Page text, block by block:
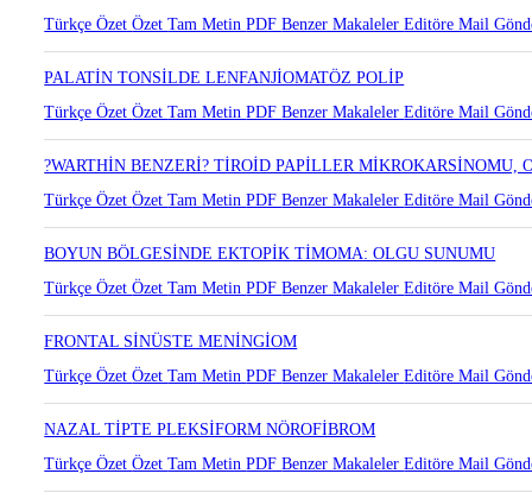
Türkçe ÖzetÖzetTam MetinPDFBenzer MakalelerEditöre Mail
PALATİN TONSİLDE LENFANJİOMATÖZ POLİP
Türkçe ÖzetÖzetTam MetinPDFBenzer MakalelerEditöre Mail
?WARTHİN BENZERİ? TİROİD PAPİLLER MİKROKARSİNOMU,
Türkçe ÖzetÖzetTam MetinPDFBenzer MakalelerEditöre Mail
BOYUN BÖLGESİNDE EKTOPİK TİMOMA: OLGU SUNUMU
Türkçe ÖzetÖzetTam MetinPDFBenzer MakalelerEditöre Mail
FRONTAL SİNÜSTE MENİNGİOM
Türkçe ÖzetÖzetTam MetinPDFBenzer MakalelerEditöre Mail
NAZAL TİPTE PLEKSİFORM NÖROFİBROM
Türkçe ÖzetÖzetTam MetinPDFBenzer MakalelerEditöre Mail